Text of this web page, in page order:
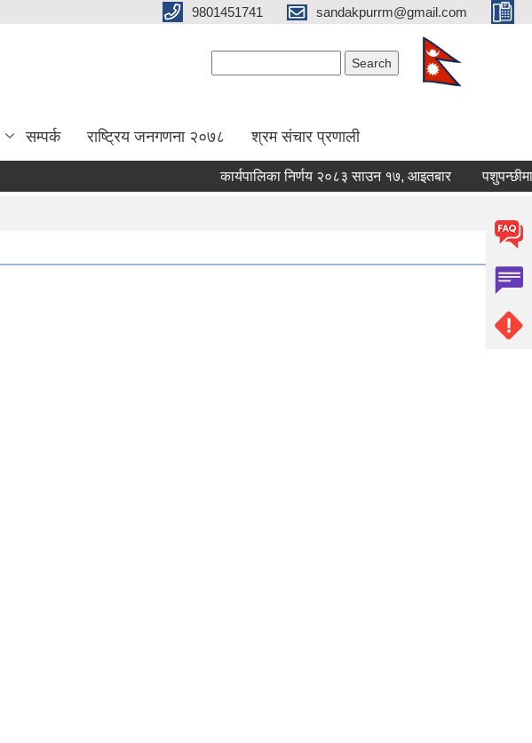
9801451741 sandakpurrm@gmail.com
सम्पर्क राष्ट्रिय जनगणना २०७८ श्रम संचार प्रणाली
कार्यपालिका निर्णय २०८३ साउन १७, आइतबार पशुपन्छीमा